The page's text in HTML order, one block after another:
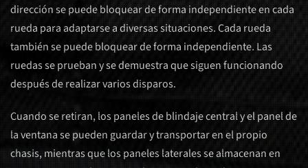
dirección se puede bloquear de forma independiente en cada
rueda para adaptarse a diversas situaciones. Cada rueda
también se puede bloquear de forma independiente. Las
ruedas se prueban y se demuestra que siguen funcionando
después de realizar varios disparos.
Cuando se retiran, los paneles de blindaje central y el panel de
la ventana se pueden guardar y transportar en el propio
chasis, mientras que los paneles laterales se almacenan en